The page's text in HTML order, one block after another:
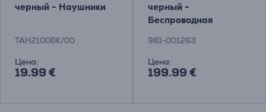
черный - Наушники
TAH2100BK/00
Цена:
19.99 €
черный -
Беспроводная
981-001263
Цена:
199.99 €